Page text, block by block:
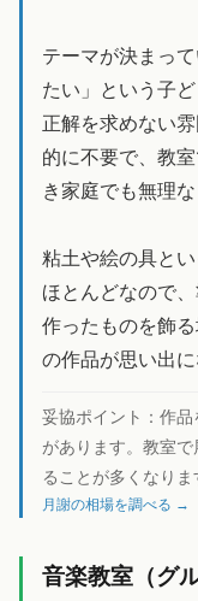
テーマが決まっ
たい」という子
正解を求めない
的に不要で、教
き家庭でも無理
粘土や絵の具と
ほとんどなので
作ったものを飾
の作品が思い出に
妥協ポイント： 作品
があります。教室
ることが多くなりま
月謝の相場を調べる →
音楽教室（グ